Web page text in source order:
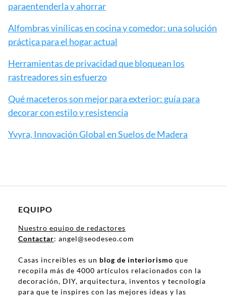
paraentenderla y ahorrar
Alfombras vinílicas en cocina y comedor: una solución
práctica para el hogar actual
Herramientas de privacidad que bloquean los
rastreadores sin esfuerzo
Qué maceteros son mejor para exterior: guía para
decorar con estilo y resistencia
Yvyra, Innovación Global en Suelos de Madera
EQUIPO
Nuestro equipo de redactores
Contactar: angel@seodeseo.com
Casas increíbles es un blog de interiorismo que
recopila más de 4000 artículos relacionados con la
decoración, DIY, arquitectura, inventos y tecnología
para que te inspires con las mejores ideas y las